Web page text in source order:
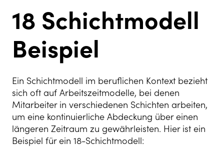
18 Schichtmodell
Beispiel
Ein Schichtmodell im beruflichen Kontext bezieht
sich oft auf Arbeitszeitmodelle, bei denen
Mitarbeiter in verschiedenen Schichten arbeiten,
um eine kontinuierliche Abdeckung über einen
längeren Zeitraum zu gewährleisten. Hier ist ein
Beispiel für ein 18-Schichtmodell: